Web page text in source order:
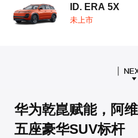
ID. ERA 5X
未上市
华为乾崑赋能，阿
五座豪华SUV标杆